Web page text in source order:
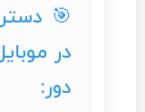
🎯
در
دور: